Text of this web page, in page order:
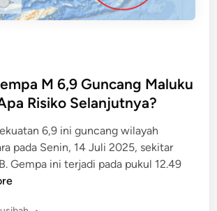
a
r
R
b
,
W
a
r
e
r
t
M 6,9 Guncang Maluku
Risiko Selanjutnya?
6,9 ini guncang wilayah
pada Senin, 14 Juli 2025, sekitar
Gempa ini terjadi pada pukul 12.49